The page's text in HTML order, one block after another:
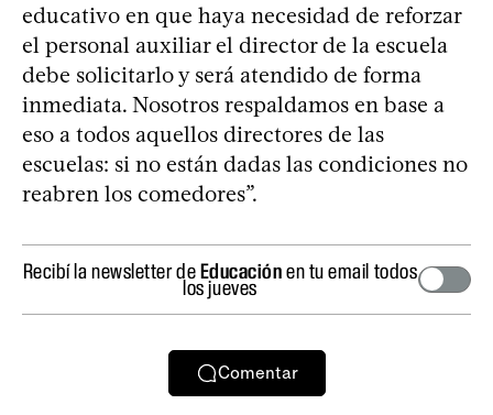
educativo en que haya necesidad de reforzar
el personal auxiliar el director de la escuela
debe solicitarlo y será atendido de forma
inmediata. Nosotros respaldamos en base a
eso a todos aquellos directores de las
escuelas: si no están dadas las condiciones no
reabren los comedores”.
Recibí la newsletter deEducaciónen tu email todos
los jueves
Comentar